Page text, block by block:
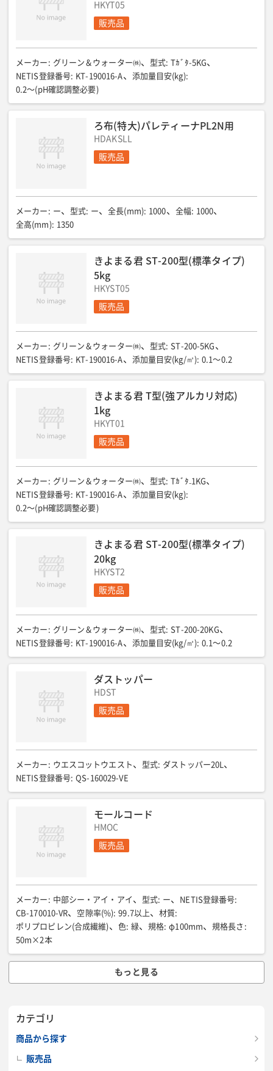
必須使用材料 フィルターPAD:
必須使用材料 簡易型止水BOX:
必須使用材料 単管パイプ: 2.0m×4本/1.5m×4本/1.0m×7本
必須使用材料 排水用: 水中ポンプ
HKYT05
販売品
メーカー : グリーン＆ウォーター㈱ 型式: Tｶﾞﾀ-5KG
NETIS登録番号: KT-190016-A 添加量目安(kg):
0.2〜(pH確認調整必要)
ろ布(特大)パレティーナPL2N用
HDAKSLL
販売品
メーカー : ー 型式: ー 全長(mm): 1000 全幅: 1000
全高(mm): 1350
きよまる君 ST-200型(標準タイプ)
5kg
HKYST05
販売品
メーカー : グリーン＆ウォーター㈱ 型式: ST-200-5KG
NETIS登録番号: KT-190016-A 添加量目安(kg/㎥): 0.1〜0.2
きよまる君 T型(強アルカリ対応)
1kg
HKYT01
販売品
メーカー : グリーン＆ウォーター㈱ 型式: Tｶﾞﾀ₋1KG
NETIS登録番号: KT-190016-A 添加量目安(kg):
0.2〜(pH確認調整必要)
きよまる君 ST-200型(標準タイプ)
20kg
HKYST2
販売品
メーカー : グリーン＆ウォーター㈱ 型式: ST-200-20KG
NETIS登録番号: KT-190016-A 添加量目安(kg/㎥): 0.1〜0.2
ダストッパー
HDST
販売品
メーカー : ウエスコットウエスト 型式: ダストッパー20L
NETIS登録番号: QS-160029-VE
モールコード
HMOC
販売品
メーカー : 中部シー・アイ・アイ 型式: ー NETIS登録番号:
CB-170010-VR
空隙率(%): 99.7以上 材質:
ポリプロピレン(合成繊維)
色: 緑 規格: φ100mm 規格長さ :
50m×2本
もっと見る
カテゴリ
商品から探す
販売品